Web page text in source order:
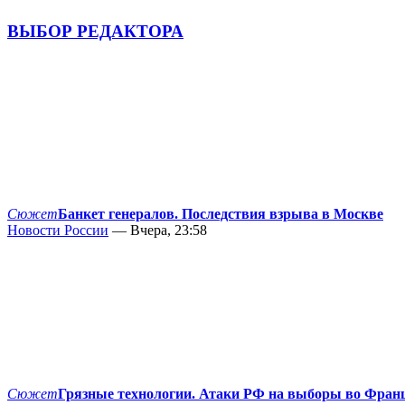
ВЫБОР РЕДАКТОРА
СюжетБанкет генералов. Последствия взрыва в Москве
Новости России — Вчера, 23:58
СюжетГрязные технологии. Атаки РФ на выборы во